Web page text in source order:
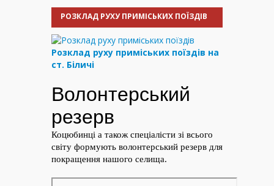
РОЗКЛАД РУХУ ПРИМІСЬКИХ ПОЇЗДІВ
Розклад руху приміських поїздів на
ст. Біличі